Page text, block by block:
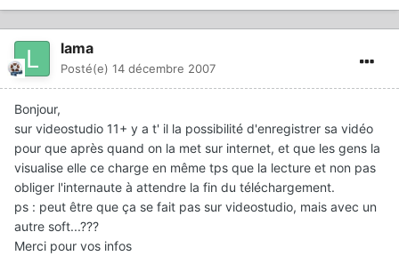
lama
Posté(e) 14 décembre 2007
Bonjour,
sur videostudio 11+ y a t' il la possibilité d'enregistrer sa vidéo
pour que après quand on la met sur internet, et que les gens la
visualise elle ce charge en même tps que la lecture et non pas
obliger l'internaute à attendre la fin du téléchargement.
ps : peut être que ça se fait pas sur videostudio, mais avec un
autre soft...???
Merci pour vos infos